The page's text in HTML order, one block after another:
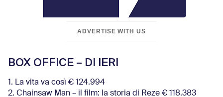
ADVERTISE WITH US
BOX OFFICE – DI IERI
1. La vita va così € 124.994
2. Chainsaw Man – il film: la storia di Reze € 118.383